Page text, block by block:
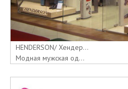
HENDERSON/ Хендер...
Модная мужская од...